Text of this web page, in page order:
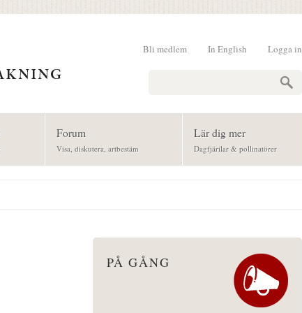
Logga in
In English
Bli medlem
Forum
Visa, diskutera, artbestäm
Lär dig mer
Dagfjärilar & pollinatörer
PÅ GÅNG